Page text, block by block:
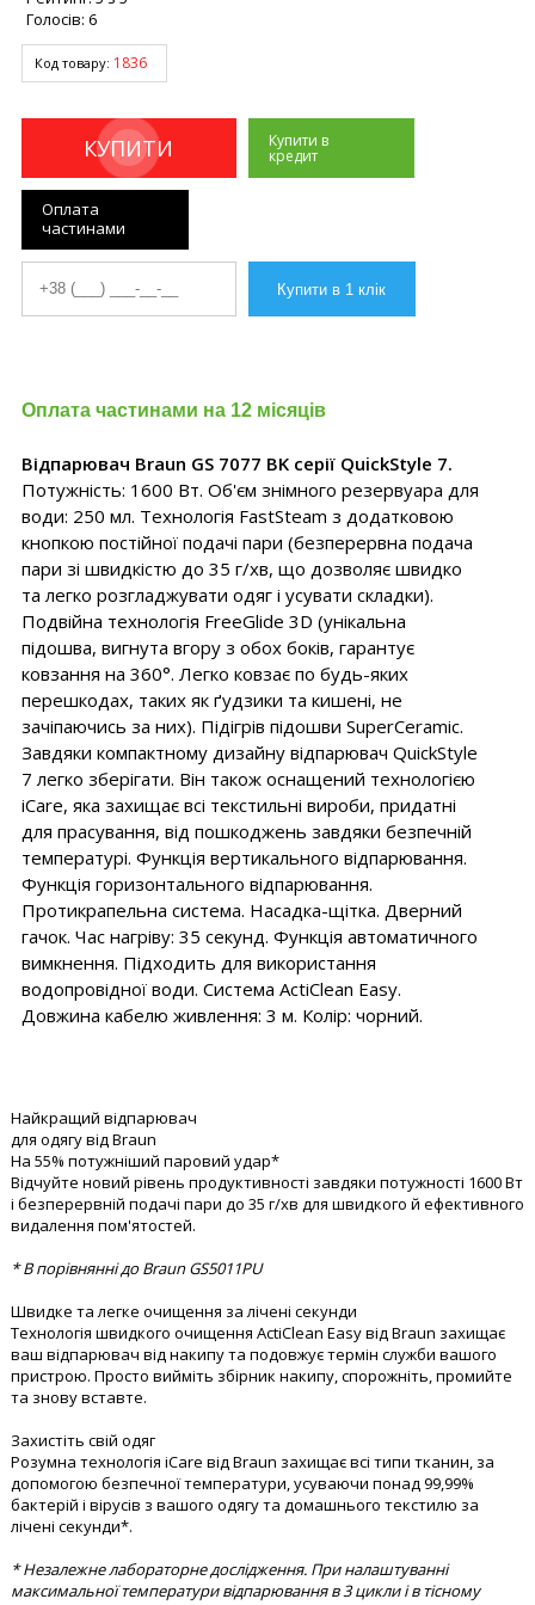
Голосів: 6
Код товару: 1836
КУПИТИ Купити в
кредит
Оплата
частинами
Оплата частинами на 12 місяців
Відпарювач Braun GS 7077 BK серії QuickStyle 7.
Потужність: 1600 Вт. Об'єм знімного резервуара для
води: 250 мл. Технологія FastSteam з додатковою
кнопкою постійної подачі пари (безперервна подача
пари зі швидкістю до 35 г/хв, що дозволяє швидко
та легко розгладжувати одяг і усувати складки).
Подвійна технологія FreeGlide 3D (унікальна
підошва, вигнута вгору з обох боків, гарантує
ковзання на 360°. Легко ковзає по будь-яких
перешкодах, таких як ґудзики та кишені, не
зачіпаючись за них). Підігрів підошви SuperCeramic.
Завдяки компактному дизайну відпарювач QuickStyle
7 легко зберігати. Він також оснащений технологією
iCare, яка захищає всі текстильні вироби, придатні
для прасування, від пошкоджень завдяки безпечній
температурі. Функція вертикального відпарювання.
Функція горизонтального відпарювання.
Протикрапельна система. Насадка-щітка. Дверний
гачок. Час нагріву: 35 секунд. Функція автоматичного
вимкнення. Підходить для використання
водопровідної води. Система ActiClean Easy.
Довжина кабелю живлення: 3 м. Колір: чорний.
Найкращий відпарювач
для одягу від Braun
На 55% потужніший паровий удар*
Відчуйте новий рівень продуктивності завдяки потужності 1600 Вт
і безперервній подачі пари до 35 г/хв для швидкого й ефективного
видалення пом'ятостей.
* В порівнянні до Braun GS5011PU
Швидке та легке очищення за лічені секунди
Технологія швидкого очищення ActiClean Easy від Braun захищає
ваш відпарювач від накипу та подовжує термін служби вашого
пристрою. Просто вийміть збірник накипу, спорожніть, промийте
та знову вставте.
Захистіть свій одяг
Розумна технологія iCare від Braun захищає всі типи тканин, за
допомогою безпечної температури, усуваючи понад 99,99%
бактерій і вірусів з вашого одягу та домашнього текстилю за
лічені секунди*.
* Незалежне лабораторне дослідження. При налаштуванні
максимальної температури відпарювання в 3 цикли і в тісному